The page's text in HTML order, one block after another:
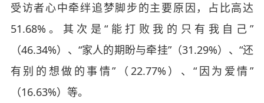
受访者心中牵绊追梦脚步的主要原因，占比高达
51.68%。其次是“能打败我的只有我自己”
（46.34%）、“家人的期盼与牵挂”（31.29%）、“还
有别的想做的事情”（22.77%）、“因为爱情”
（16.63%）等。